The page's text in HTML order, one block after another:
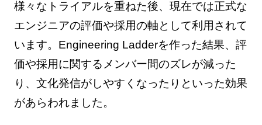
様々なトライアルを重ねた後、現在では正式な
エンジニアの評価や採用の軸として利用されて
います。Engineering Ladderを作った結果、評
価や採用に関するメンバー間のズレが減った
り、文化発信がしやすくなったりといった効果
があらわれました。